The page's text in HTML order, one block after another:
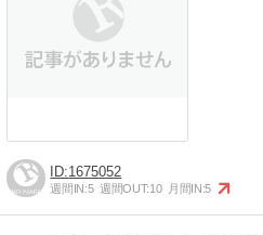
1675052
週間IN:5 週間OUT:10 月間IN:5